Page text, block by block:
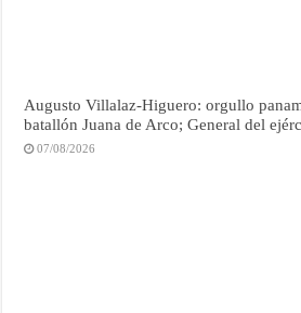
Augusto Villalaz-Higuero: orgullo
batallón Juana de Arco; General del
07/08/2026